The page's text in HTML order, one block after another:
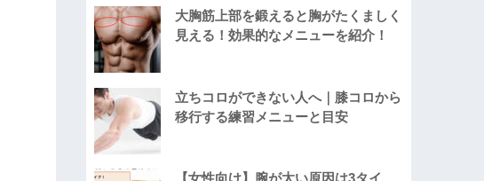
大胸筋上部を鍛えると胸がたくましく
見える！効果的なメニューを紹介！
立ちコロができない人へ｜膝コロから
移行する練習メニューと目安